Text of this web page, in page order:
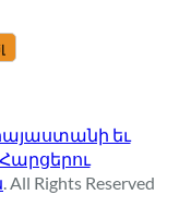
եւ
. All Rights Reserved